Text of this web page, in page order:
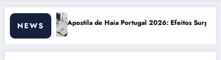
NEWS
2026: Efeitos Surpreendentes e OportunidadesCusto de vida em